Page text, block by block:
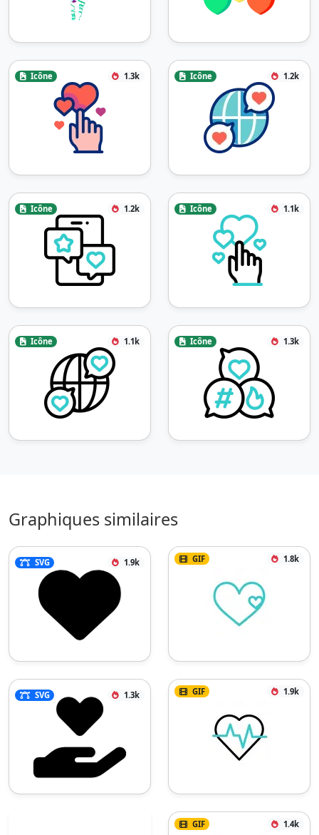
Icône 1.3k Icône 1.2k
Icône 1.2k Icône 1.1k
Icône 1.1k Icône 1.3k
Graphiques similaires
SVG 1.9k GIF 1.8k
SVG 1.3k GIF 1.9k
GIF 1.4k